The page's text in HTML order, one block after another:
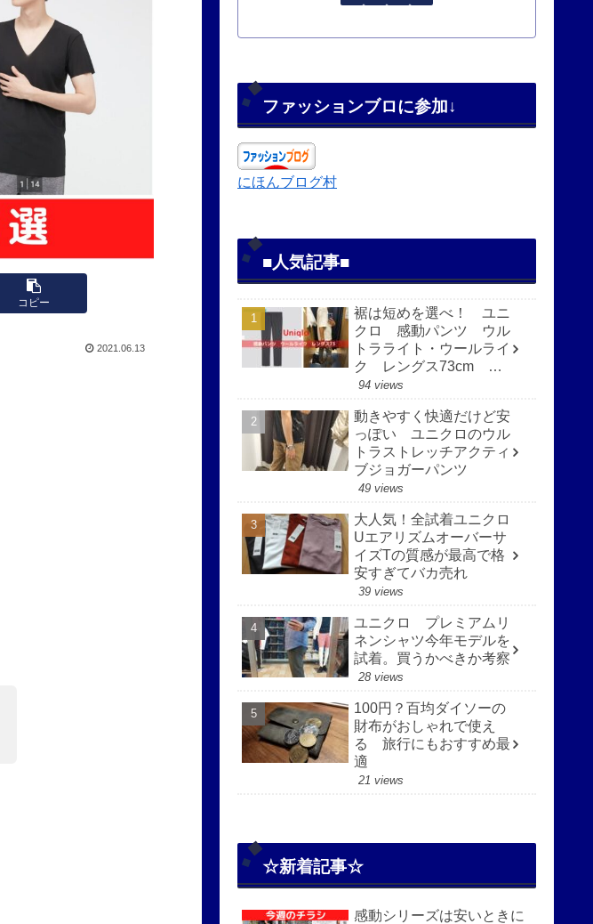
コピー
2021.06.13
ファッションブロに参加↓
にほんブログ村
■人気記事■
裾は短めを選べ！ ユニ
クロ 感動パンツ ウル
トラライト・ウールライ
ク レングス73cm 快
適で見た目もすっきり
94 views
動きやすく快適だけど安
っぽい ユニクロのウル
トラストレッチアクティ
ブジョガーパンツ
49 views
大人気！全試着ユニクロ
Uエアリズムオーバーサ
イズTの質感が最高で格
安すぎてバカ売れ
39 views
ユニクロ プレミアムリ
ネンシャツ今年モデルを
試着。買うかべきか考察
28 views
100円？百均ダイソーの
財布がおしゃれで使え
る 旅行にもおすすめ最
適
21 views
☆新着記事☆
感動シリーズは安いときに